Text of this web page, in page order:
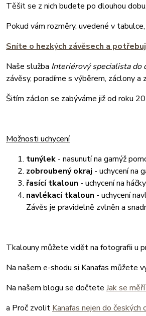
Těšit se z nich budete po dlouhou
Pokud vám rozměry, uvedené v
Sníte o hezkých závěsech a
Naše služba Interiérový specialista do
závěsy, poradíme s výběrem, záclony a
Šitím záclon se zabýváme již od roku
Možnosti uchycení
tunýlek - nasunutí na garnýž
zobroubený okraj - uchycení na
řasící tkaloun - uchycení na
navlékací tkaloun - uchycení
Závěs je pravidelně zvlněn a
Tkalouny můžete vidět na fotografii u
Na našem e-shodu si Kanafas můžete
Na našem blogu se dočtete Jak se
a Proč zvolit Kanafas nejen do českých